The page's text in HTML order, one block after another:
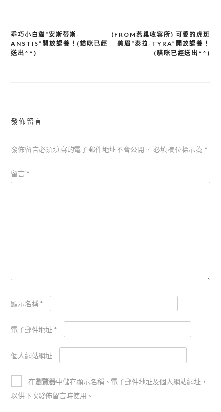
文
章
(FROM燕巢收容所) 可愛的虎斑
美眉“泰拉-TYRA”開放認養！
(貓咪已經送出^^)
乖巧小白貓“安斯蒂斯-
ANSTIS”開放認養！(貓咪已經
送出^^)
發佈留言
發佈留言必須填寫的電子郵件地址不會公開。 必填欄位標示為*
留言 *
顯示名稱 *
電子郵件地址 *
個人網站網址
在瀏覽器中儲存顯示名稱、電子郵件地址及個人網站網址，
以供下次發佈留言時使用。